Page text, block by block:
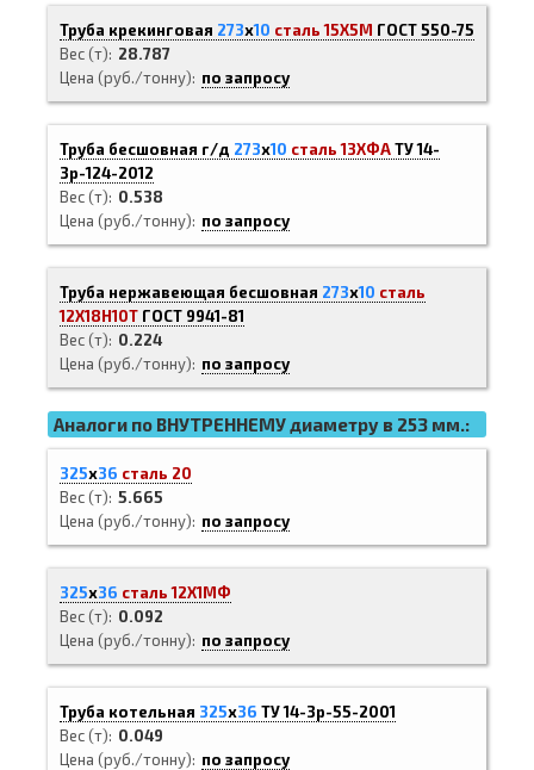
Труба крекинговая 273х10 сталь 15Х5М ГОСТ 550-75
Вес (т)
28.787
Цена (руб./тонну)
по запросу
Труба бесшовная г/д 273х10 сталь 13ХФАТУ 14-
3р-124-2012
Вес (т)
0.538
Цена (руб./тонну)
по запросу
Труба нержавеющая бесшовная 273х10 сталь
12Х18Н10Т ГОСТ 9941-81
Вес (т)
0.224
Цена (руб./тонну)
по запросу
Аналоги по ВНУТРЕННЕМУ диаметру в 253 мм.:
325х36 сталь 20
Вес (т) 5.665
Цена (руб./тонну)
по запросу
325х36 сталь 12Х1МФ
Вес (т)
0.092
Цена (руб./тонну)
по запросу
Труба котельная 325х36 ТУ 14-3р-55-2001
Вес (т)
0.049
Цена (руб./тонну)
по запросу